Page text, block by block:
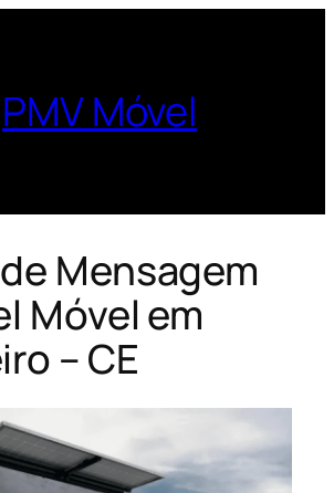
PMV Móvel
Mensagem
Móvel em
– CE